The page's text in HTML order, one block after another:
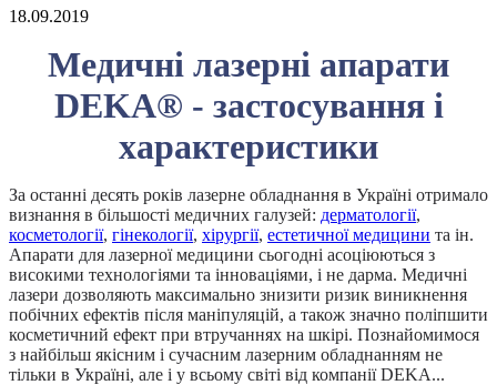
18.09.2019
Медичні лазерні апарати
DEKA® - застосування і
характеристики
За останні десять років лазерне обладнання в Україні отримало
визнання в більшості медичних галузей: дерматології,
косметології, гінекології, хірургії, естетичної медицини та ін.
Апарати для лазерної медицини сьогодні асоціюються з
високими технологіями та інноваціями, і не дарма. Медичні
лазери дозволяють максимально знизити ризик виникнення
побічних ефектів після маніпуляцій, а також значно поліпшити
косметичний ефект при втручаннях на шкірі. Познайомимося
з найбільш якісним і сучасним лазерним обладнанням не
тільки в Україні, але і у всьому світі від компанії DEKA...